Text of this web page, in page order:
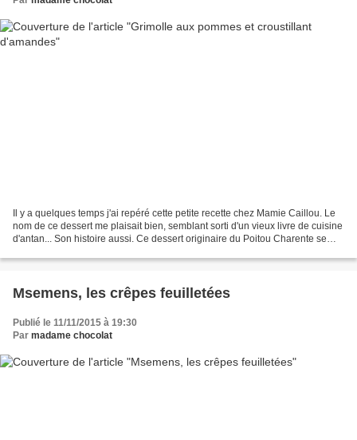
Il y a quelques temps j'ai repéré cette petite recette chez Mamie Caillou. Le
nom de ce dessert me plaisait bien, semblant sorti d'un vieux livre de cuisine
d'antan... Son histoire aussi. Ce dessert originaire du Poitou Charente se
Msemens, les crêpes feuilletées
Publié le 11/11/2015 à 19:30
Par madame chocolat